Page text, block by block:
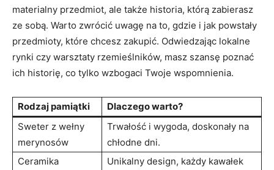
materialny przedmiot, ale także historia, którą zabierasz
ze sobą. Warto zwrócić uwagę na to, gdzie i jak powstały
przedmioty, które chcesz zakupić. Odwiedzając lokalne
rynki czy warsztaty rzemieślników, masz szansę poznać
ich historię, co tylko wzbogaci Twoje wspomnienia.
Rodzaj pamiątki
Dlaczego warto?
Sweter z wełny
merynosów
Trwałość i wygoda, doskonały na
chłodne dni.
Ceramika
Unikalny design, każdy kawałek